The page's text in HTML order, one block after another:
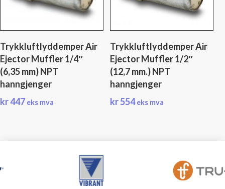
Trykkluftlyddemper Air
Ejector Muffler 1/4″
(6,35 mm) NPT
hanngjenger
kr447 eks mva
Trykkluftlyddemper Air
Ejector Muffler 1/2″
(12,7 mm.) NPT
hanngjenger
kr554 eks mva